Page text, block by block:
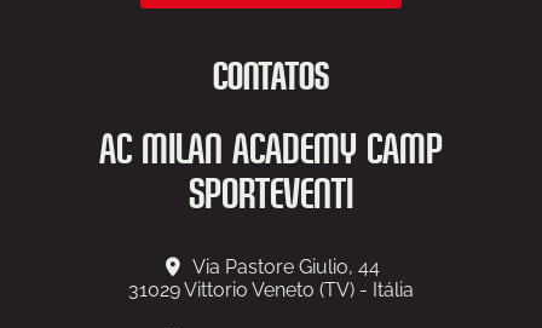
CONTATOS
AC MILAN ACADEMY CAMP
SPORTEVENTI
Via Pastore Giulio, 44
31029Vittorio Veneto (TV) - Itália